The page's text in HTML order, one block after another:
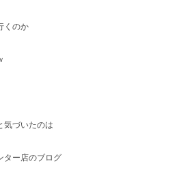
くのか
気づいたのは
ター店のブログ